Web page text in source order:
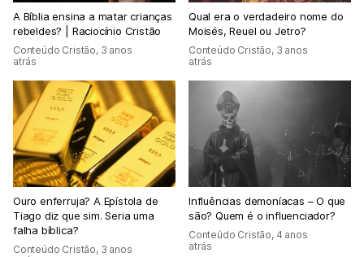
A Bíblia ensina a matar crianças
rebeldes? | Raciocínio Cristão
Conteúdo Cristão, 3 anos
atrás
Qual era o verdadeiro nome do
Moisés, Reuel ou Jetro?
Conteúdo Cristão, 3 anos
atrás
Ouro enferruja? A Epístola de
Tiago diz que sim. Seria uma
falha bíblica?
Conteúdo Cristão, 3 anos
Influências demoníacas – O que
são? Quem é o influenciador?
Conteúdo Cristão, 4 anos
atrás